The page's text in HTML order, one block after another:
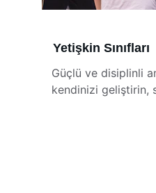
Yetişkin Sınıfları
Güçlü ve disiplinli
kendinizi geliştirin,